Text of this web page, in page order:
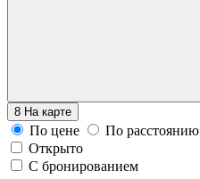
8 На карте
По цене
По расстоянию
Открыто
С бронированием